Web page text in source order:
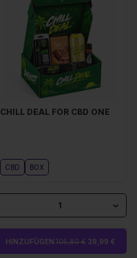
CHILL DEAL FOR CBD ONE
CBD BOX
1
HINZUFÜGEN 105,80 € 39,99 €